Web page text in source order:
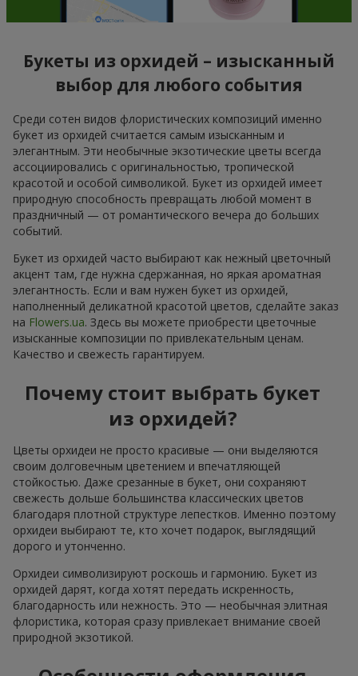
Букеты из орхидей – изысканный
выбор для любого события
Среди сотен видов флористических композиций именно
букет из орхидей считается самым изысканным и
элегантным. Эти необычные экзотические цветы всегда
ассоциировались с оригинальностью, тропической
красотой и особой символикой. Букет из орхидей имеет
природную способность превращать любой момент в
праздничный — от романтического вечера до больших
событий.
Букет из орхидей часто выбирают как нежный цветочный
акцент там, где нужна сдержанная, но яркая ароматная
элегантность. Если и вам нужен букет из орхидей,
наполненный деликатной красотой цветов, сделайте заказ
на Flowers.ua. Здесь вы можете приобрести цветочные
изысканные композиции по привлекательным ценам.
Качество и свежесть гарантируем.
Почему стоит выбрать букет
из орхидей?
Цветы орхидеи не просто красивые — они выделяются
своим долговечным цветением и впечатляющей
стойкостью. Даже срезанные в букет, они сохраняют
свежесть дольше большинства классических цветов
благодаря плотной структуре лепестков. Именно поэтому
орхидеи выбирают те, кто хочет подарок, выглядящий
дорого и утонченно.
Орхидеи символизируют роскошь и гармонию. Букет из
орхидей дарят, когда хотят передать искренность,
благодарность или нежность. Это — необычная элитная
флористика, которая сразу привлекает внимание своей
природной экзотикой.